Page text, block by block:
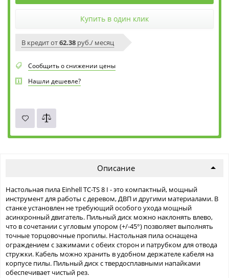
Купить в один клик
В кредит от62.38 руб./ месяц
Сообщить о снижении цены
Нашли дешевле?
Описание
Настольная пила Einhell TC-TS 8 I - это компактный, мощный
инструмент для работы с деревом, ДВП и другими материалами. В
станке установлен не требующий особого ухода мощный
асинхронный двигатель. Пильный диск можно наклонять влево,
что в сочетании с угловым упором (+/-45°) позволяет выполнять
точные торцовочные пропилы. Настольная пила оснащена
ограждением с зажимами с обеих сторон и патрубком для отвода
стружки. Кабель можно хранить в удобном держателе кабеля на
корпусе пилы. Пильный диск с твердосплавными напайками
обеспечивает чистый рез.